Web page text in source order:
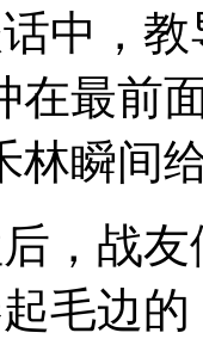
，教
在最前
林瞬间
战友
毛边